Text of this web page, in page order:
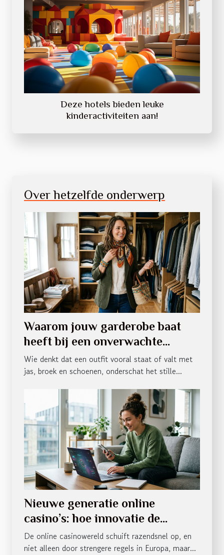
Deze hotels bieden leuke
kinderactiviteiten aan!
Over hetzelfde onderwerp
Waarom jouw garderobe baat
heeft bij een onverwachte
accessoire-twist
Wie denkt dat een outfit vooral staat of valt met
jas, broek en schoenen, onderschat het stille...
Nieuwe generatie online
casino’s: hoe innovatie de
spelervaring verandert
De online casinowereld schuift razendsnel op, en
niet alleen door strengere regels in Europa, maar...